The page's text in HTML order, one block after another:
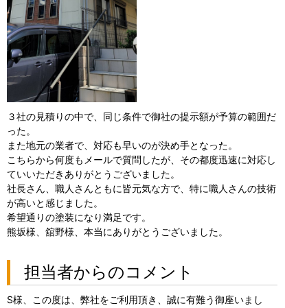
３社の見積りの中で、同じ条件で御社の提示額が予算の範囲だ
った。
また地元の業者で、対応も早いのが決め手となった。
こちらから何度もメールで質問したが、その都度迅速に対応し
ていいただきありがとうございました。
社長さん、職人さんともに皆元気な方で、特に職人さんの技術
が高いと感じました。
希望通りの塗装になり満足です。
熊坂様、舘野様、本当にありがとうございました。
担当者からのコメント
S様、この度は、弊社をご利用頂き、誠に有難う御座いまし